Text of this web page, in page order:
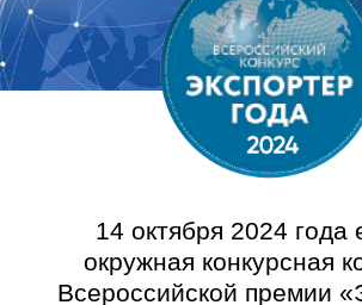
году. Соответствующее соглашение
Мининвест Подмосковья и компания «Фуд
Тим» подписали на полях ПМЭФ.
Читать новость целиком
2 МЕСТО